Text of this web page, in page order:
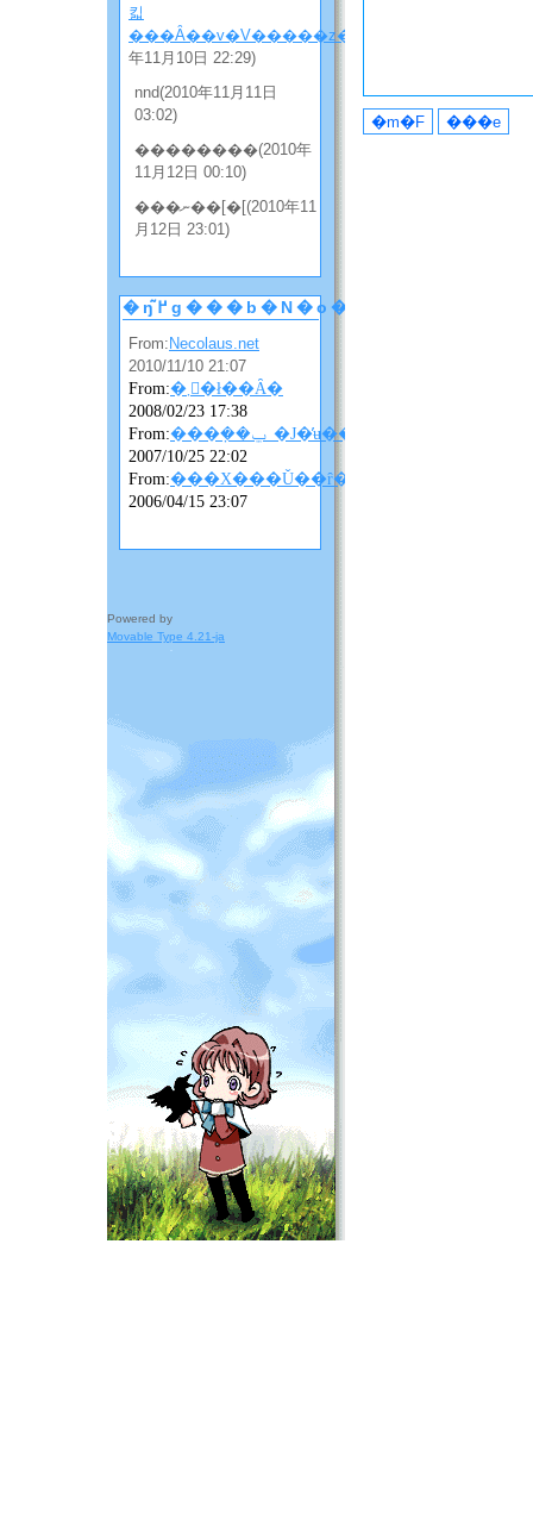
킯
���Ȃ��v�V�����z���̂Q
年11月10日 22:29)
nnd(2010年11月11日
03:02)
��������(2010年
11月12日 00:10)
���ނ��[�[(2010年11
月12日 23:01)
�ŋ߂̃g���b�N�o�b�N
From: Necolaus.net
2010/11/10 21:07
From:
�܂񂴂�ł��Ȃ�
2008/02/23 17:38
From:
���݂��ݐ_�J�̓ʉ��ɂ��ɂ��
2007/10/25 22:02
From:���X���Ǔ��ȓ��L
2006/04/15 23:07
Powered by
Movable Type 4.21-ja